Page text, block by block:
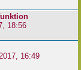
18:56
16:49